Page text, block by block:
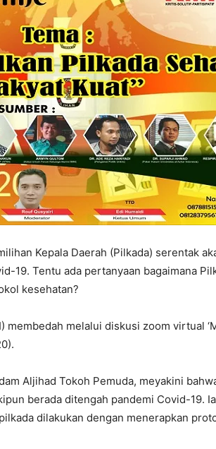
Kepala Daerah (Pilkada) serentak
19. Tentu ada pertanyaan bagaimana
kesehatan?
membedah melalui diskusi zoom virtual
Aljihad Tokoh Pemuda, meyakini
berada ditengah pandemi Covid-19.
dilakukan dengan menerapkan